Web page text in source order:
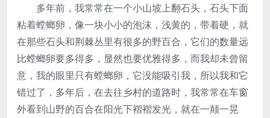
多年前，我常常在一个小山坡上翻石头，石头下面
粘着螳螂卵，像一块小小的泡沫，浅黄的，带着硬，就
在那些石头和荆棘丛里有很多的野百合，它们的数量远
比螳螂卵要多得多，显然也要优雅得多，而我却未曾留
意，我的眼里只有螳螂卵，它没能吸引我，所以我和它
错过了，多年后，在去往乡村的道路时，我常常在车窗
外看到山野的百合在阳光下褶褶发光，就在一颠一晃